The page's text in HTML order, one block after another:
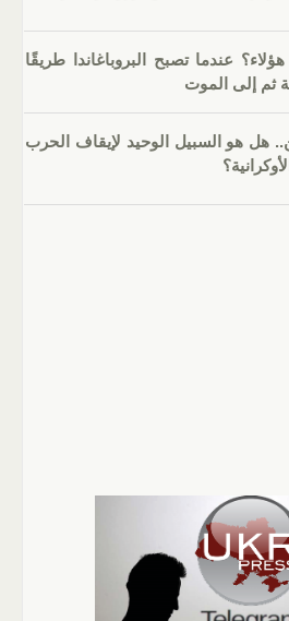
عندما تصبح البروباغاندا طريقًا
ثم إلى الموت
هل هو السبيل الوحيد لإيقاف الحرب